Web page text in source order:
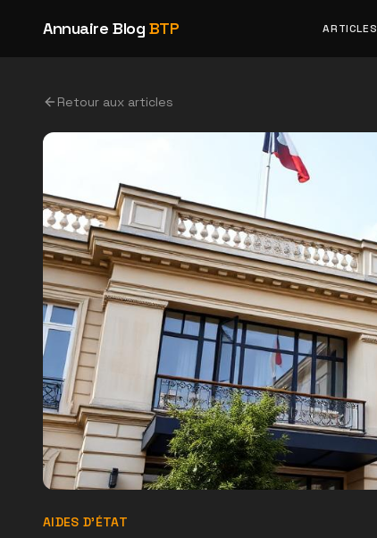
Annuaire Blog BTP ARTICLES
Retour aux articles
AIDES D'ÉTAT